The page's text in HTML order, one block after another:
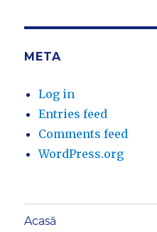
META
Log in
Entries feed
Comments feed
WordPress.org
Acasă